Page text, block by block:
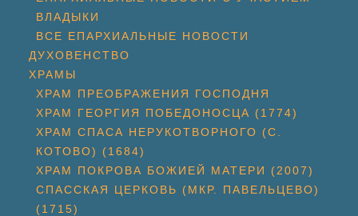
ВЛАДЫКИ
ВСЕ ЕПАРХИАЛЬНЫЕ НОВОСТИ
ДУХОВЕНСТВО
ХРАМЫ
ХРАМ ПРЕОБРАЖЕНИЯ ГОСПОДНЯ
ХРАМ ГЕОРГИЯ ПОБЕДОНОСЦА (1774)
ХРАМ СПАСА НЕРУКОТВОРНОГО (С.
КОТОВО) (1684)
ХРАМ ПОКРОВА БОЖИЕЙ МАТЕРИ (2007)
СПАССКАЯ ЦЕРКОВЬ (МКР. ПАВЕЛЬЦЕВО)
(1715)